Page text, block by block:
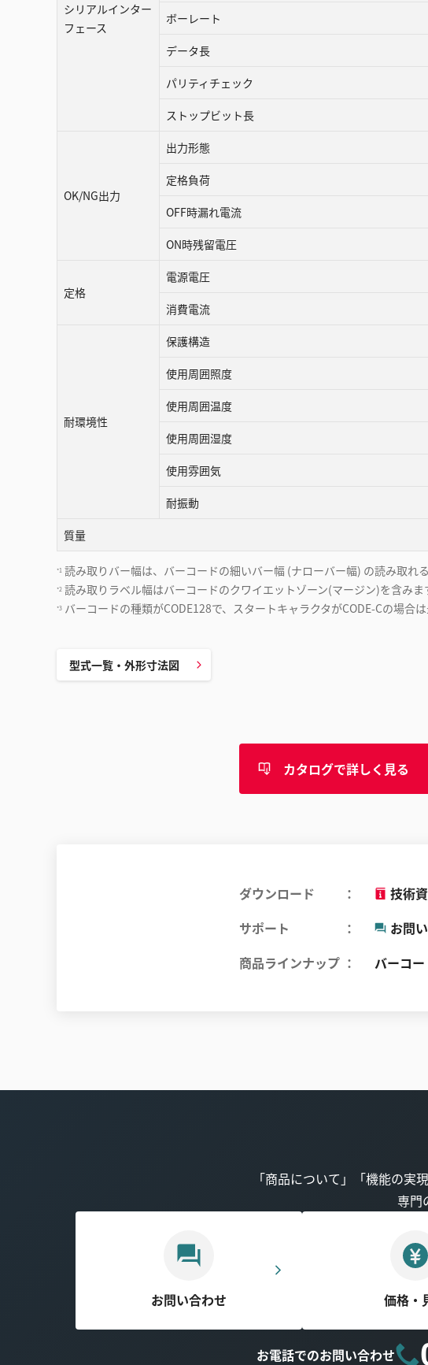
シリアルインター
フェース
ボーレート
データ長
パリティチェック
ストップビット長
OK/NG出力
出力形態
定格負荷
OFF時漏れ電流
ON時残留電圧
定格
電源電圧
消費電流
耐環境性
保護構造
使用周囲照度
使用周囲温度
使用周囲湿度
使用雰囲気
耐振動
質量
*1 読み取りバー幅は、バーコードの細いバー幅 (ナローバー幅) の読み取れ
*2 読み取りラベル幅はバーコードのクワイエットゾーン(マージン)を含みま
*3 バーコードの種類がCODE128で、スタートキャラクタがCODE-Cの場合は
型式一覧・外形寸法図
カタログで詳しく見る
ダウンロード 技術
サポート
お問
商品ラインナップ
バーコ
「商品について」「機能の実
専門
お問い合わせ 価格・
お電話でのお問い合わせ